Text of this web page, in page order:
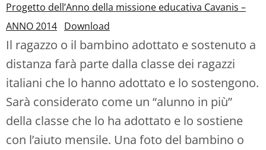
Progetto dell’Anno della missione educativa Cavanis –
ANNO 2014 Download
Il ragazzo o il bambino adottato e sostenuto a
distanza farà parte dalla classe dei ragazzi
italiani che lo hanno adottato e lo sostengono.
Sarà considerato come un “alunno in più”
della classe che lo ha adottato e lo sostiene
con l’aiuto mensile. Una foto del bambino o